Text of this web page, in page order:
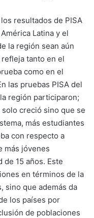
resultados de PISA
Latina y el
la región sean aún
tanto en el
como en el
las pruebas PISA del
región participaron;
creció sino que se
más estudiantes
con respecto a
más jóvenes
de 15 años. Este
en términos de la
sino que además da
los países por
de poblaciones